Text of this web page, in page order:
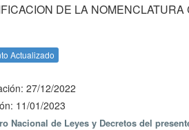
DE LA
Actualizado
27/12/2022
11/01/2023
Nacional de Leyes y Decretos del